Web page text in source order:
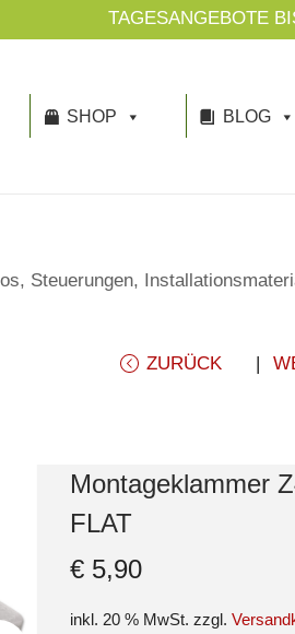
TAGESANGEBOTE
SHOP BLOG
Steuerungen,
ZURÜCK
Montageklammer
FLAT
€5,90
inkl. 20 % MwSt. zzgl.